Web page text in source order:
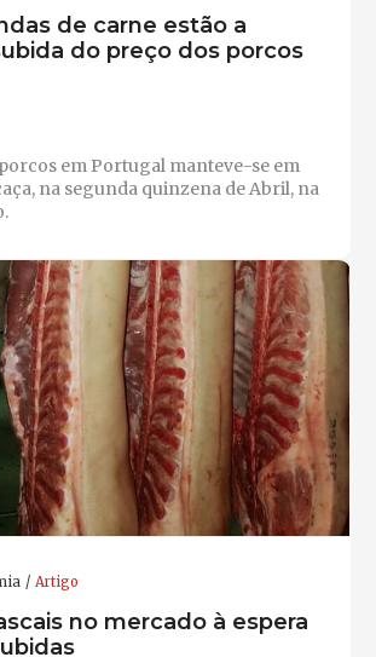
de carne estão a
do preço dos porcos
em Portugal manteve-se em
na segunda quinzena de Abril, na
Artigo
no mercado à espera